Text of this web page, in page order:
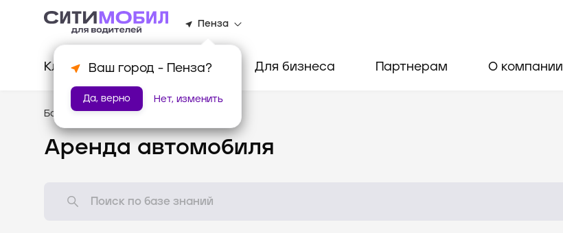
Пенза
Ваш город - Пенза?
Да, верно Нет, изменить
Клиентам Водителям Для бизнеса Партнерам О компании
База знаний /Новому водителю
Аренда автомобиля